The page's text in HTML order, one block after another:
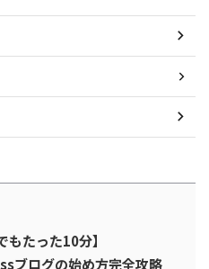
もたった10分】
ブログの始め方完全攻略